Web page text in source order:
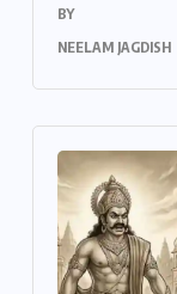
BY
NEELAM JAGDISH